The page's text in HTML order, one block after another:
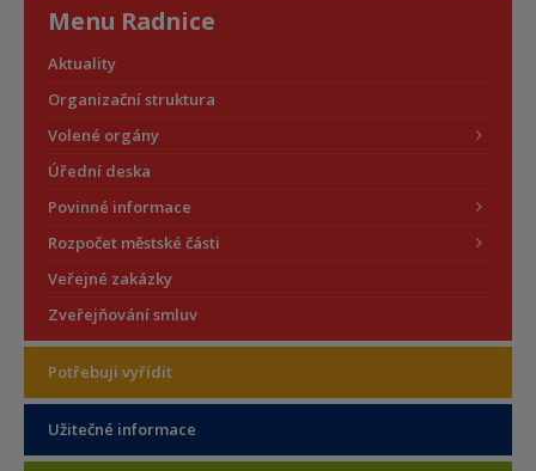
Menu Radnice
Aktuality
Organizační struktura
Volené orgány
Úřední deska
Povinné informace
Rozpočet městské části
Veřejné zakázky
Zveřejňování smluv
Potřebuji vyřídit
Užitečné informace